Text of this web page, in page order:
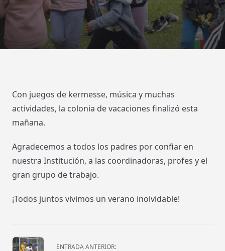
Con juegos de kermesse, música y muchas
actividades, la colonia de vacaciones finalizó esta
mañana.
Agradecemos a todos los padres por confiar en
nuestra Institución, a las coordinadoras, profes y el
gran grupo de trabajo.
¡Todos juntos vivimos un verano inolvidable!
<span
ENTRADA ANTERIOR: